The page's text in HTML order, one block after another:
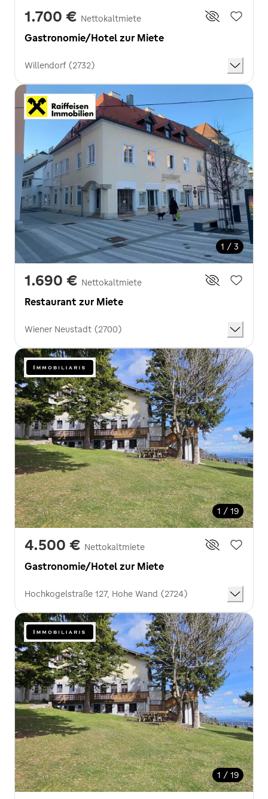
1.700 € Nettokaltmiete
Gastronomie/Hotel zur Miete
Willendorf (2732)
1 / 3
1.690 € Nettokaltmiete
Restaurant zur Miete
Wiener Neustadt (2700)
1 / 19
4.500 € Nettokaltmiete
Gastronomie/Hotel zur Miete
Hochkogelstraße 127, Hohe Wand (2724)
1 / 19